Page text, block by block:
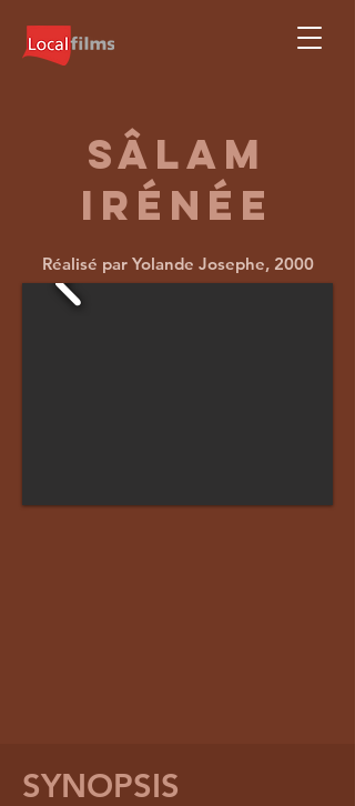
SâLAM
IRéNÉE
Réalisé par Yolande Josephe, 2000
SYNOPSIS